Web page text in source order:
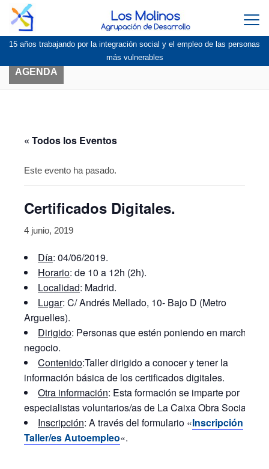
15 años trabajando por la integración social y el empleo de las personas
más vulnerables
AGENDA
« Todos los Eventos
Este evento ha pasado.
Certificados Digitales.
4 junio, 2019
Día: 04/06/2019.
Horario: de 10 a 12h (2h).
Localidad: Madrid.
Lugar: C/ Andrés Mellado, 10- Bajo D (Metro
Arguelles).
Dirigido: Personas que estén poniendo en marcha su
negocio.
Contenido:Taller dirigido a conocer y tener la
información básica de los certificados digitales.
Otra información: Esta formación se imparte por
especialistas voluntarios/as de La Caixa Obra Social.
Inscripción: A través del formulario «Inscripción
Taller/es Autoempleo«.